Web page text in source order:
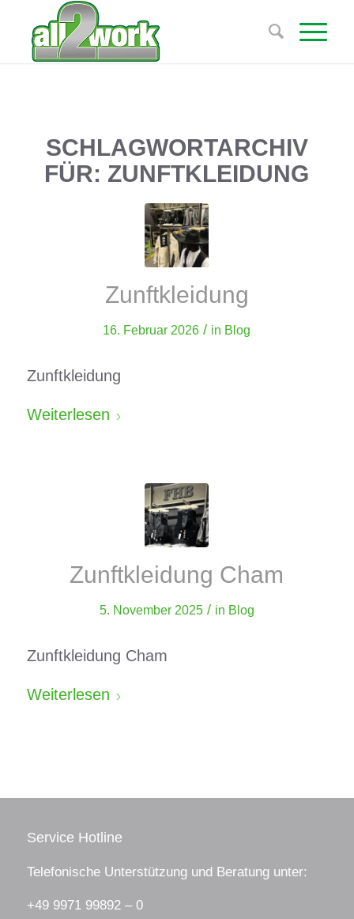
SCHLAGWORTARCHIV
FÜR: ZUNFTKLEIDUNG
Zunftkleidung
16. Februar 2026 / in Blog
Zunftkleidung
Weiterlesen
Zunftkleidung Cham
5. November 2025 / in Blog
Zunftkleidung Cham
Weiterlesen
Service Hotline
Telefonische Unterstützung und Beratung unter:
+49 9971 99892 – 0